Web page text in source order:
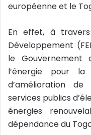
européenne et le
En effet, à travers
Développement
le
l’énergie pour
d’amélioration
services publics
énergies
dépendance du